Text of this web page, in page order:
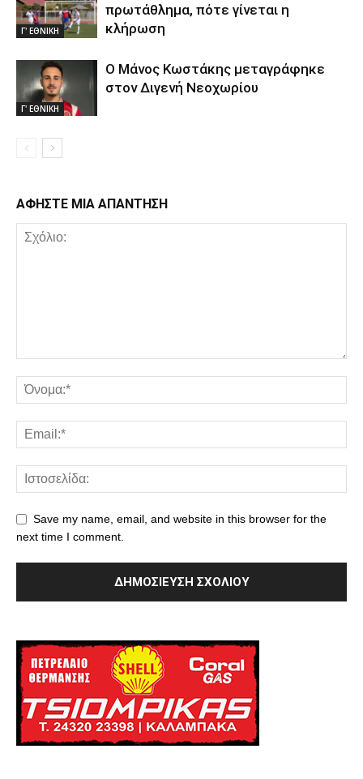
Γ' ΕΘΝΙΚΗ
πρωτάθλημα, πότε γίνεται η
κλήρωση
Γ' ΕΘΝΙΚΗ
Ο Μάνος Κωστάκης μεταγράφηκε
στον Διγενή Νεοχωρίου
ΑΦΗΣΤΕ ΜΙΑ ΑΠΑΝΤΗΣΗ
Save my name, email, and website in this browser for the
next time I comment.